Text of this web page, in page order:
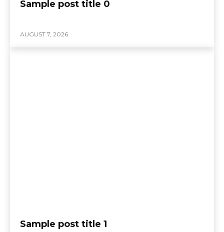
Sample post title 0
AUGUST 7, 2026
Sample post title 1